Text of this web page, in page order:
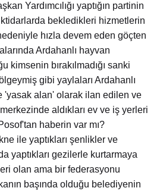
Yardımcılığı yaptığın partinin
bekledikleri hizmetlerin
hızla devem eden göçten
Ardahanlı hayvan
kimsenin bırakılmadığı sanki
gibi yaylaları Ardahanlı
'yasak alan' olarak ilan edilen ve
aldıkları ev ve iş yerleri
haberin var mı?
ile yaptıkları şenlikler ve
yaptıkları gezilerle kurtarmaya
olan ama bir federasyonu
başında olduğu belediyenin